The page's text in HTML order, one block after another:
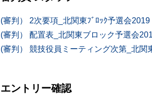
(審判） 2次要項_北関東ﾌﾞﾛｯｸ予選会2019
(審判） 配置表_北関東ブロック予選会
(審判） 競技役員ミーティング次第_北関
エントリー確認